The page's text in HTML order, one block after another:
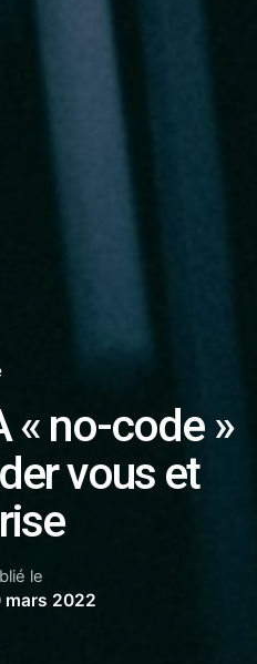
« no-code »
vous et
le
mars 2022